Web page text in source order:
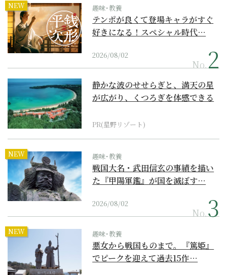
NEW 趣味･教養
テンポが良くて登場キャラがすぐ
好きになる！スペシャル時代…
2026/08/02
No.
静かな波のせせらぎと、満天の星
が広がり、くつろぎを体感できる
PR(星野リゾート)
NEW 趣味･教養
戦国大名・武田信玄の事績を描い
た『甲陽軍鑑』が国を滅ぼす…
2026/08/02
No.
NEW 趣味･教養
悪女から戦国ものまで。『篤姫』
でピークを迎えて過去15作…